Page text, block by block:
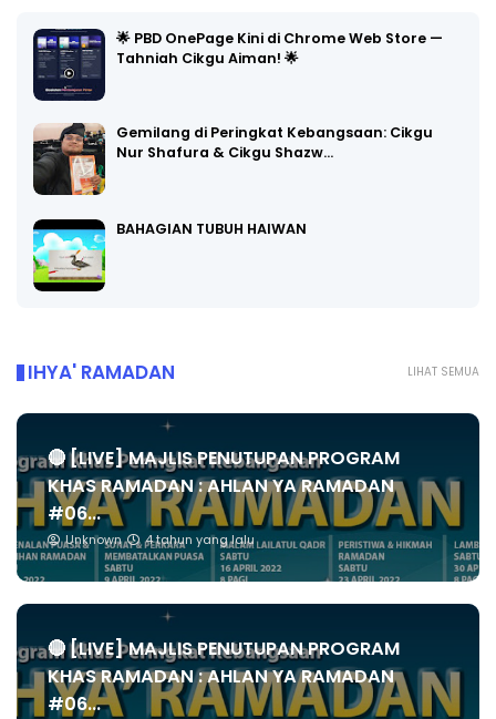
🌟 PBD OnePage Kini di Chrome Web Store —
Tahniah Cikgu Aiman! 🌟
Gemilang di Peringkat Kebangsaan: Cikgu
Nur Shafura & Cikgu Shazw…
BAHAGIAN TUBUH HAIWAN
LIHAT SEMUA
IHYA' RAMADAN
🔴 [LIVE] MAJLIS PENUTUPAN PROGRAM
KHAS RAMADAN : AHLAN YA RAMADAN
#06...
Unknown 4 tahun yang lalu
🔴 [LIVE] MAJLIS PENUTUPAN PROGRAM
KHAS RAMADAN : AHLAN YA RAMADAN
#06...